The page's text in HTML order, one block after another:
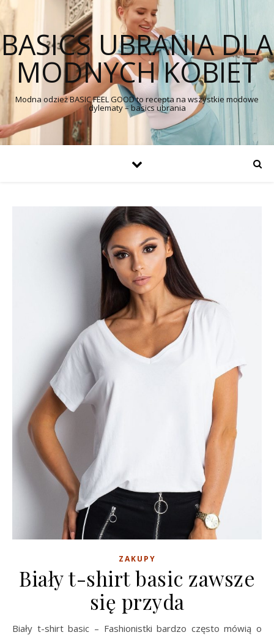
BASICS UBRANIA DLA
MODNYCH KOBIET
Modna odzież BASIC FEEL GOOD to recepta na wszystkie modowe
dylematy – basics ubrania
ZAKUPY
Biały t-shirt basic zawsze
się przyda
Biały t-shirt basic – Fashionistki bardzo często mówią o